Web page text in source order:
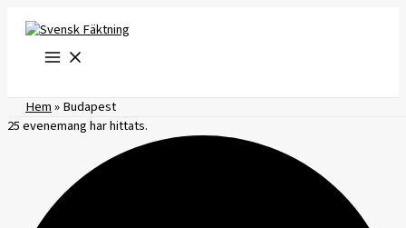
innehåll
Hem»Budapest
25 evenemang har hittats.